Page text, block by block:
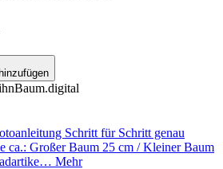
Schritt für Schritt genau
ca.: Großer Baum 25 cm / Kleiner Baum
Mehr